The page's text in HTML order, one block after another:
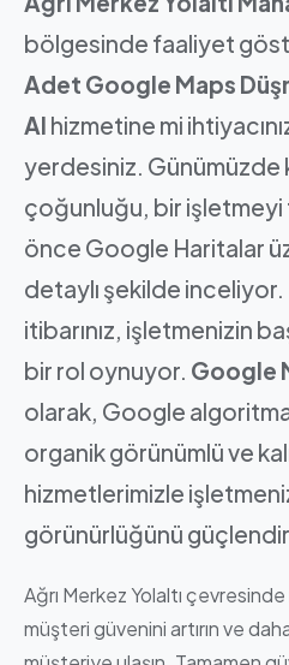
bölgesinde faaliyet
Adet Google Maps
Al hizmetine mi
yerdesiniz. Günümüzde
çoğunluğu, bir
önce Google Haritalar
detaylı şekilde
itibarınız, işletmenizin
bir rol oynuyor. Google
olarak, Google
organik görünümlü ve
hizmetlerimizle
görünürlüğünü
Ağrı Merkez Yolaltı çevresinde
müşteri güvenini artırın ve